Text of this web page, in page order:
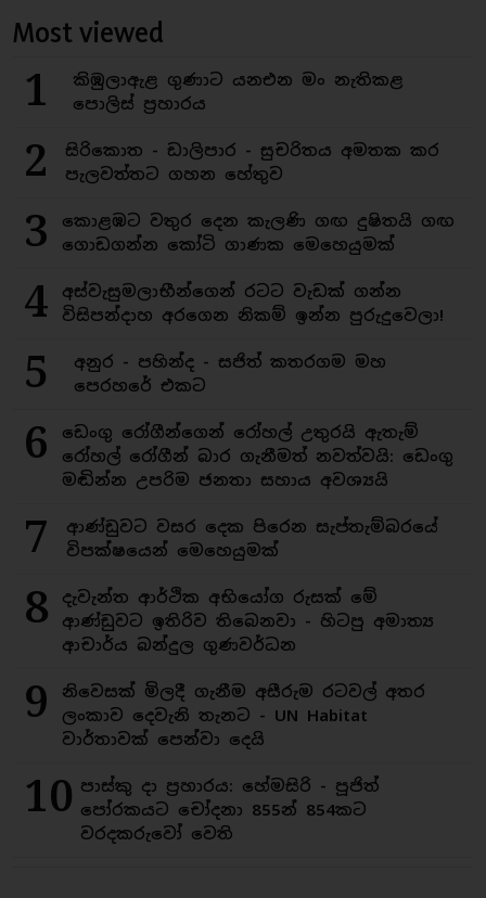
Most viewed
1
කිඹුලාඇළ ගුණාට යනඑන මං නැතිකළ
පොලිස් ප්‍රහාරය
2
සිරිකොත - ඩාලිපාර - සුචරිතය අමතක කර
පැලවත්තට ගහන හේතුව
3
කොළඹට වතුර දෙන කැලණි ගඟ දුෂිතයි ගඟ
ගොඩගන්න කෝටි ගාණක මෙහෙයුමක්
4
අස්වැසුමලාභීන්ගෙන් රටට වැඩක් ගන්න
විසිපන්දාහ අරගෙන නිකම් ඉන්න පුරුදුවෙලා!
5
අනුර - පහින්ද - සජිත් කතරගම මහ
පෙරහරේ එකට
6
ඩෙංගු රෝගීන්ගෙන් රෝහල් උතුරයි ඇතැම්
රෝහල් රෝගීන් බාර ගැනීමත් නවත්වයි: ඩෙංගු
මඬින්න උපරිම ජනතා සහාය අවශ්‍යයි
7
ආණ්ඩුවට වසර දෙක පිරෙන සැප්තැම්බරයේ
විපක්ෂයෙන් මෙහෙයුමක්
8
දැවැන්ත ආර්ථික අභියෝග රුසක් මේ
ආණ්ඩුවට ඉතිරිව තිබෙනවා - හිටපු අමාත්‍ය
ආචාර්ය බන්දුල ගුණවර්ධන
9
නිවෙසක් මිලදී ගැනීම අසීරුම රටවල් අතර
ලංකාව දෙවැනි තැනට - UN Habitat
වාර්තාවක් පෙන්වා දෙයි
10 පාස්කු දා ප්‍රහාරය: හේමසිරි - පූජිත්
පෝරකයට චෝදනා 855න් 854කට
වරදකරුවෝ වෙති